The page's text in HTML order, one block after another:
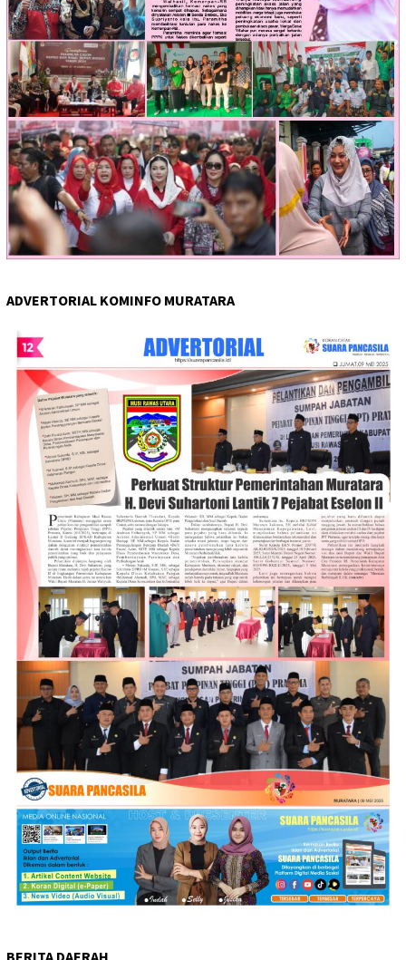
ADVERTORIAL KOMINFO MURATARA